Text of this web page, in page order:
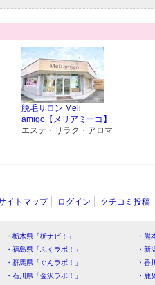
脱毛サロン Meli
amigo【メリアミーゴ】
エステ・リラク・アロマ
イトマップ ログイン クチコミ投稿
・栃木県「栃ナビ！」 ・熊
・福島県「ふくラボ！」
・新
・群馬県「ぐんラボ！」
・香
・石川県「金沢ラボ！」
・鹿